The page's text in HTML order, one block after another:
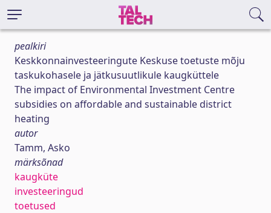
pealkiri
Keskkonnainvesteeringute Keskuse toetuste mõju
taskukohasele ja jätkusuutlikule kaugküttele
The impact of Environmental Investment Centre
subsidies on affordable and sustainable district
heating
autor
Tamm, Asko
märksõnad
kaugküte
investeeringud
toetused